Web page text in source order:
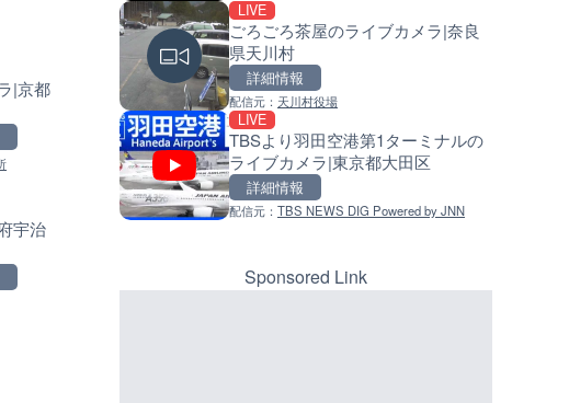
|京都
宇治
マーカーをクリックするとラ
イブカメラの詳細が表示されま
LIVE
ごろごろ茶屋のライブカメラ|奈良
県天川村
詳細情報
配信元： 天川村役場
LIVE
TBSより羽田空港第1ターミナルの
ライブカメラ|東京都大田区
詳細情報
配信元： TBS NEWS DIG Powered by JNN
手結港(YASU海の駅クラブ)の
黒潮本陣から太平洋・久礼湾
ブカメラ|高知県中土佐町
配信元：鰹乃國の湯宿 黒潮本陣
のライブカメラ|東京都新宿区
詳細情報
常呂川 鹿ノ子ダムのライブカ
天塩川 岩尾内ダムのライブカ
北海道士別市
配信元：国土交通省 北海道開発局
ラ|東京都品川区
詳細情報
Sponsored Link